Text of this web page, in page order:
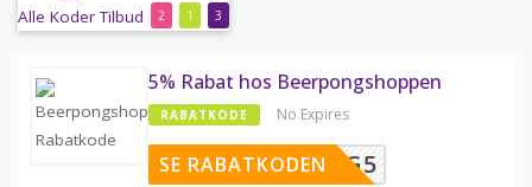
Alle 3
Koder 1
Tilbud 2
5% Rabat hos Beerpongshoppen
RABATKODE No Expires
EERPONG5
SE RABATKODEN